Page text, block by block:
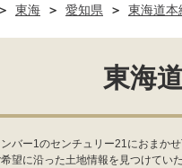
戸建て マンショ
東海 愛知県 東海道本
東海
バー1のセンチュリー21におま
望に沿った土地情報を見つけて